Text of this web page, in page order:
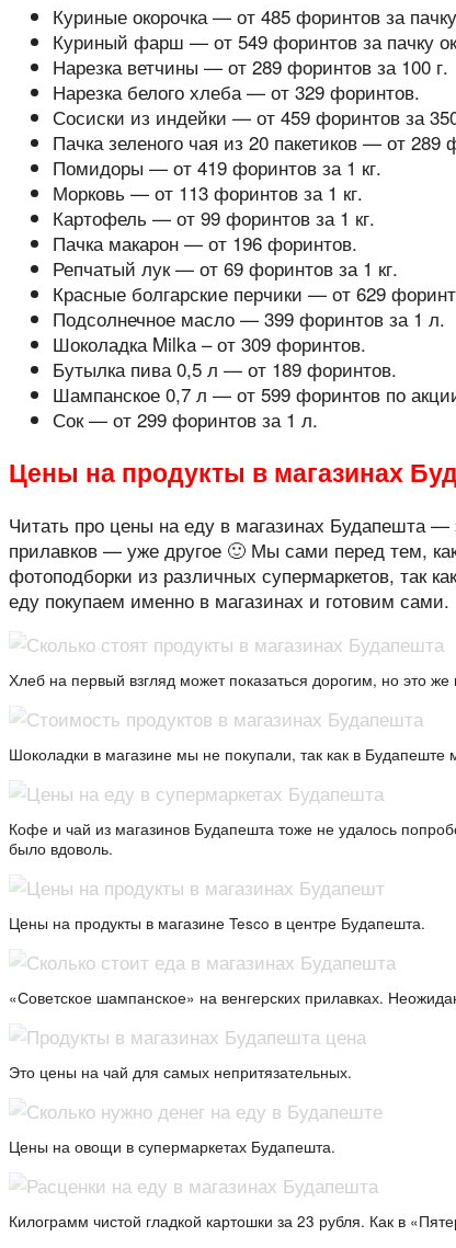
Куриные окорочка — от 485 форинтов за
Куриный фарш — от 549 форинтов за пачку
Нарезка ветчины — от 289 форинтов за 100 г.
Нарезка белого хлеба — от 329 форинтов.
Сосиски из индейки — от 459 форинтов за
Пачка зеленого чая из 20 пакетиков — от 289
Помидоры — от 419 форинтов за 1 кг.
Морковь — от 113 форинтов за 1 кг.
Картофель — от 99 форинтов за 1 кг.
Пачка макарон — от 196 форинтов.
Репчатый лук — от 69 форинтов за 1 кг.
Красные болгарские перчики — от 629
Подсолнечное масло — 399 форинтов за 1 л.
Шоколадка Milka – от 309 форинтов.
Бутылка пива 0,5 л — от 189 форинтов.
Шампанское 0,7 л — от 599 форинтов по
Сок — от 299 форинтов за 1 л.
Цены на продукты в магазинах
Читать про цены на еду в магазинах Будапешта
прилавков — уже другое 🙂 Мы сами перед тем,
фотоподборки из различных супермаркетов, так
еду покупаем именно в магазинах и готовим сами.
Хлеб на первый взгляд может показаться дорогим, но это же
Шоколадки в магазине мы не покупали, так как в Будапеште
Кофе и чай из магазинов Будапешта тоже не удалось
было вдоволь.
Цены на продукты в магазине Tesco в центре Будапешта.
«Советское шампанское» на венгерских прилавках.
Это цены на чай для самых непритязательных.
Цены на овощи в супермаркетах Будапешта.
Килограмм чистой гладкой картошки за 23 рубля. Как в